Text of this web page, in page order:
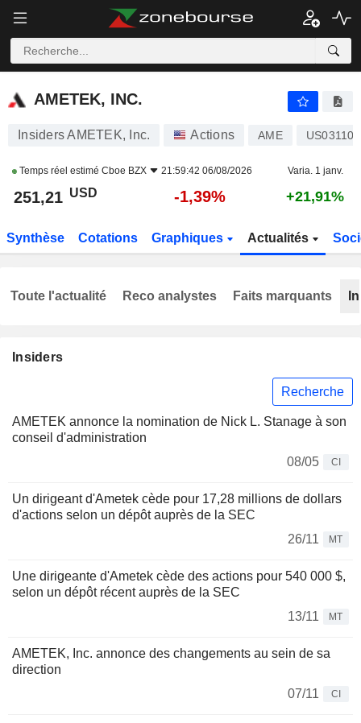
AMETEK, INC.
AMETEK, INC.
Insiders AMETEK, Inc. Actions AME
Temps réel estimé Cboe BZX 21:59:42 06/08/2026 Varia. 1 janv.
251,21 USD -1,39% +21,91%
Synthèse Cotations Graphiques Actualités
Insiders
Recherche
AMETEK annonce la nomination de Nick L. Stanage à son
conseil d'administration
08/05
CI
Un dirigeant d'Ametek cède pour 17,28 millions de dollars
d'actions selon un dépôt auprès de la SEC
26/11
MT
Une dirigeante d'Ametek cède des actions pour 540 000 $,
selon un dépôt récent auprès de la SEC
13/11
MT
AMETEK, Inc. annonce des changements au sein de sa
direction
07/11
CI
Toute l'actualité Reco analystes Faits marquants